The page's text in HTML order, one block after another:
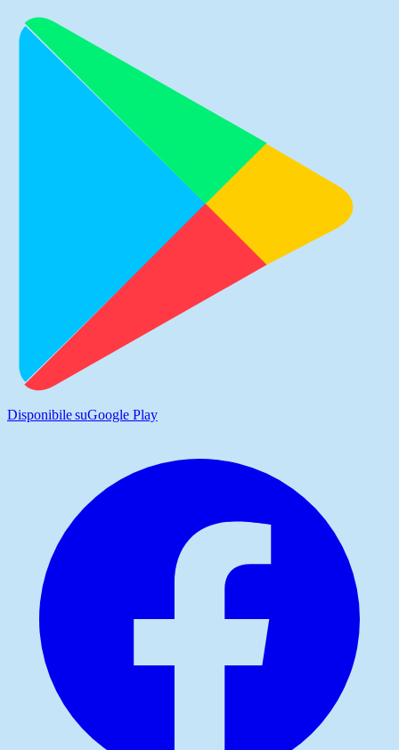
Disponibile suGoogle Play